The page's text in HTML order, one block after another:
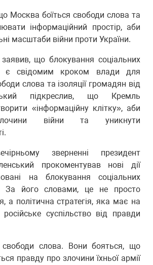
Москва боїться свободи слова та
інформаційний простір, аби
масштаби війни проти України.
що блокування соціальних
є свідомим кроком влади для
слова та ізоляції громадян від
підкреслив, що Кремль
«інформаційну клітку», аби
війни та уникнути
зверненні президент
прокоментував нові дії
на блокування соціальних
За його словами, це не просто
а політична стратегія, яка має на
суспільство від правди
слова. Вони бояться, що
правду про злочини їхньої армії